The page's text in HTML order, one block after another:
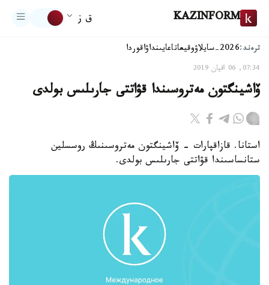
KAZINFORM ق ز
ترەند:2026-سايلاۋ وقيعاتاعايىنداۋاقوردا
07:34, 06 اقپان 2019
ۆاشينگتون مەتروسىندا قۋاتتى جارىلىس بولدى
استانا. قازاقپارات - ۆاشينگتون مەتروسىنىڭ روسسلين
ستانساسىندا قۋاتتى جارىلىس بولدى.